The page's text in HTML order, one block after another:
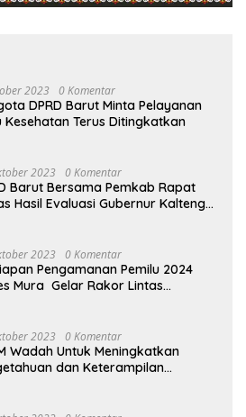
2023 0 Komentar
DPRD Barut Minta Pelayanan
Kesehatan Terus Ditingkatkan
2023 0 Komentar
Barut Bersama Pemkab Rapat
Hasil Evaluasi Gubernur Kalteng
2023 0 Komentar
Pengamanan Pemilu 2024
Mura Gelar Rakor Lintas
2023 0 Komentar
Wadah Untuk Meningkatkan
dan Keterampilan